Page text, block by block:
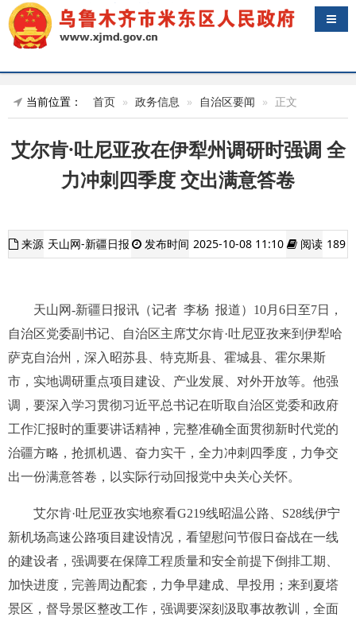
导航
当前位置： 首页 政务信息 自治区要闻 正文
艾尔肯·吐尼亚孜在伊犁州调研时强调 全
力冲刺四季度 交出满意答卷
来源 天山网-新疆日报 发布时间 2025-10-08 11:10 阅读 189
天山网-新疆日报讯（记者 李杨 报道）10月6日至7日，
自治区党委副书记、自治区主席艾尔肯·吐尼亚孜来到伊犁哈
萨克自治州，深入昭苏县、特克斯县、霍城县、霍尔果斯
市，实地调研重点项目建设、产业发展、对外开放等。他强
调，要深入学习贯彻习近平总书记在听取自治区党委和政府
工作汇报时的重要讲话精神，完整准确全面贯彻新时代党的
治疆方略，抢抓机遇、奋力实干，全力冲刺四季度，力争交
出一份满意答卷，以实际行动回报党中央关心关怀。
艾尔肯·吐尼亚孜实地察看G219线昭温公路、S28线伊宁
新机场高速公路项目建设情况，看望慰问节假日奋战在一线
的建设者，强调要在保障工程质量和安全前提下倒排工期、
加快进度，完善周边配套，力争早建成、早投用；来到夏塔
景区，督导景区整改工作，强调要深刻汲取事故教训，全面